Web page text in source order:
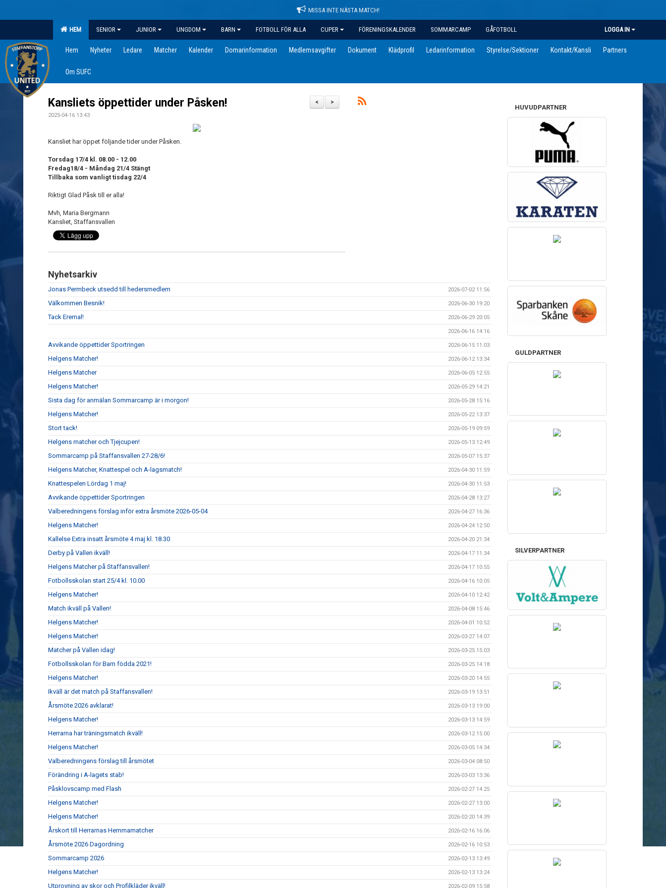
MISSA INTE NÄSTA MATCH!
HEM SENIOR JUNIOR UNGDOM BARN FOTBOLL FÖR ALLA CUPER FÖRENINGSKALENDER SOMMARCAMP GÅFOTBOLL LOGGA IN
Hem Nyheter Ledare Matcher Kalender Domarinformation Medlemsavgifter Dokument Klädprofil Ledarinformation Styrelse/Sektioner Kontakt/Kansli Partners
Om SUFC
>
<
Kansliets öppettider under Påsken!
2025-04-16 13:43
Kansliet har öppet följande tider under Påsken.
Torsdag 17/4 kl. 08.00 - 12.00
Fredag18/4 - Måndag 21/4 Stängt
Tillbaka som vanligt tisdag 22/4
Riktigt Glad Påsk till er alla!
Mvh, Maria Bergmann
Kansliet, Staffansvallen
Nyhetsarkiv
Jonas Permbeck utsedd till hedersmedlem 2026-07-02 11:56
Välkommen Besnik! 2026-06-30 19:20
Tack Eremal! 2026-06-29 20:05
2026-06-16 14:16
Avvikande öppettider Sportringen 2026-06-15 11:03
Helgens Matcher! 2026-06-12 13:34
Helgens Matcher 2026-06-05 12:55
Helgens Matcher! 2026-05-29 14:21
Sista dag för anmälan Sommarcamp är i morgon! 2026-05-28 15:16
Helgens Matcher! 2026-05-22 13:37
Stort tack! 2026-05-19 09:59
Helgens matcher och Tjejcupen! 2026-05-13 12:49
Sommarcamp på Staffansvallen 27-28/6! 2026-05-07 15:37
Helgens Matcher, Knattespel och A-lagsmatch! 2026-04-30 11:59
Knattespelen Lördag 1 maj! 2026-04-30 11:53
Avvikande öppettider Sportringen 2026-04-28 13:27
Valberedningens förslag inför extra årsmöte 2026-05-04 2026-04-27 16:36
Helgens Matcher! 2026-04-24 12:50
Kallelse Extra insatt årsmöte 4 maj kl. 18.30 2026-04-20 21:34
Derby på Vallen ikväll! 2026-04-17 11:34
Helgens Matcher på Staffansvallen! 2026-04-17 10:55
Fotbollsskolan start 25/4 kl. 10.00 2026-04-16 10:05
Helgens Matcher! 2026-04-10 12:42
Match ikväll på Vallen! 2026-04-08 15:46
Helgens Matcher! 2026-04-01 10:52
Helgens Matcher! 2026-03-27 14:07
Matcher på Vallen idag! 2026-03-25 15:03
Fotbollsskolan för Barn födda 2021! 2026-03-25 14:18
Helgens Matcher! 2026-03-20 14:55
Ikväll är det match på Staffansvallen! 2026-03-19 13:51
Årsmöte 2026 avklarat! 2026-03-13 19:00
Helgens Matcher! 2026-03-13 14:59
Herrarna har träningsmatch ikväll! 2026-03-12 15:00
Helgens Matcher! 2026-03-05 14:34
Valberedningens förslag till årsmötet 2026-03-04 08:50
Förändring i A-lagets stab! 2026-03-03 13:36
Påsklovscamp med Flash 2026-02-27 14:25
Helgens Matcher! 2026-02-27 13:00
Helgens Matcher! 2026-02-20 14:39
Årskort till Herrarnas Hemmamatcher 2026-02-16 16:06
Årsmöte 2026 Dagordning 2026-02-16 10:53
Sommarcamp 2026 2026-02-13 13:49
Helgens Matcher! 2026-02-13 13:24
Utprovning av skor och Profilkläder ikväll! 2026-02-09 15:58
HUVUDPARTNER
GULDPARTNER
SILVERPARTNER